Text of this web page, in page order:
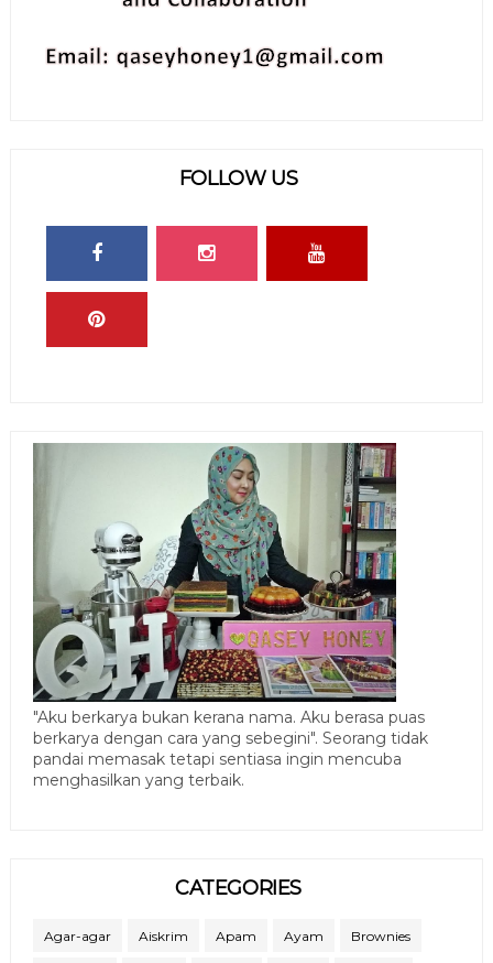
FOLLOW US
"Aku berkarya bukan kerana nama. Aku berasa puas
berkarya dengan cara yang sebegini". Seorang tidak
pandai memasak tetapi sentiasa ingin mencuba
menghasilkan yang terbaik.
CATEGORIES
Agar-agar Aiskrim Apam Ayam Brownies